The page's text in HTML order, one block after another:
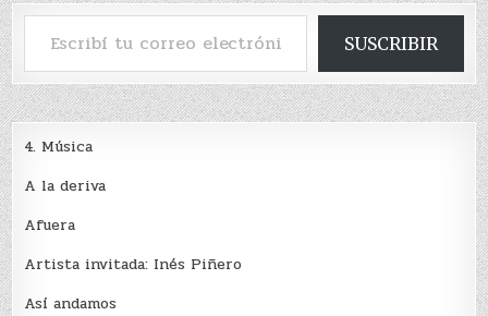
Escribí tu correo electrónico…
SUSCRIBIR
4. Música
A la deriva
Afuera
Artista invitada: Inés Piñero
Así andamos